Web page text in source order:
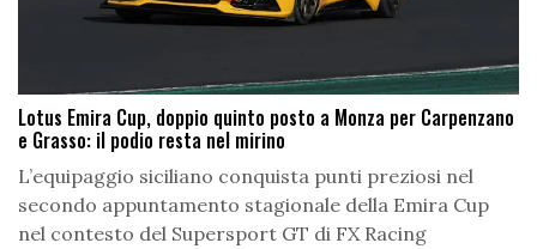
Lotus Emira Cup, doppio quinto posto a Monza per Carpenzano
e Grasso: il podio resta nel mirino
L’equipaggio siciliano conquista punti preziosi nel
secondo appuntamento stagionale della Emira Cup
nel contesto del Supersport GT di FX Racing